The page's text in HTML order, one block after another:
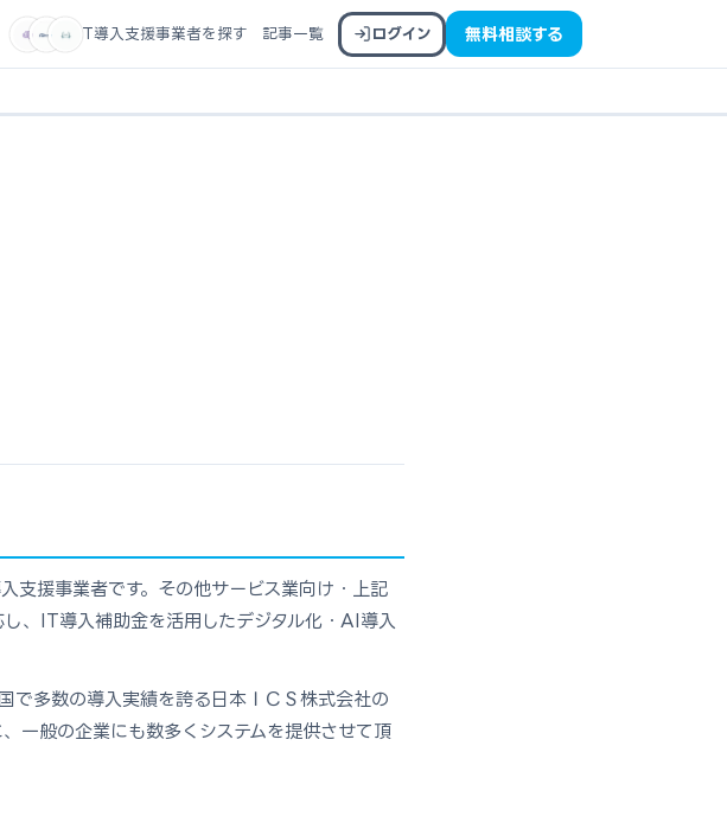
IT導入支援事業者を探す 記事一覧 ログイン 無料相談する
支援事業者です。その他サービス業向け・上記
、IT導入補助金を活用したデジタル化・AI導入
で多数の導入実績を誇る日本ＩＣＳ株式会社の
一般の企業にも数多くシステムを提供させて頂